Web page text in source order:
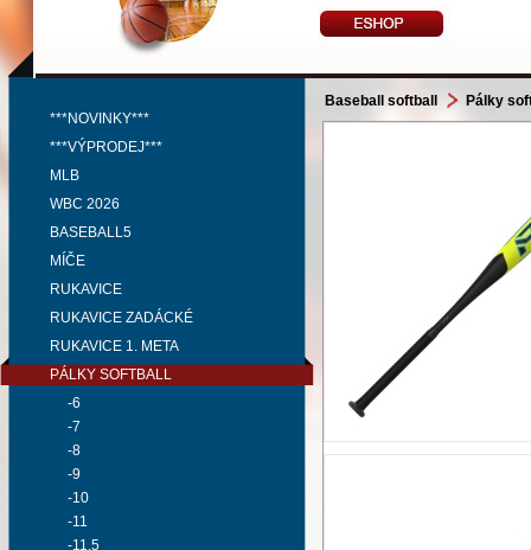
***NOVINKY***
***VÝPRODEJ***
MLB
WBC 2026
BASEBALL5
MÍČE
RUKAVICE
RUKAVICE ZADÁCKÉ
RUKAVICE 1. META
PÁLKY SOFTBALL
-6
-7
-8
-9
-10
-11
-11,5
Baseball softball Pálky